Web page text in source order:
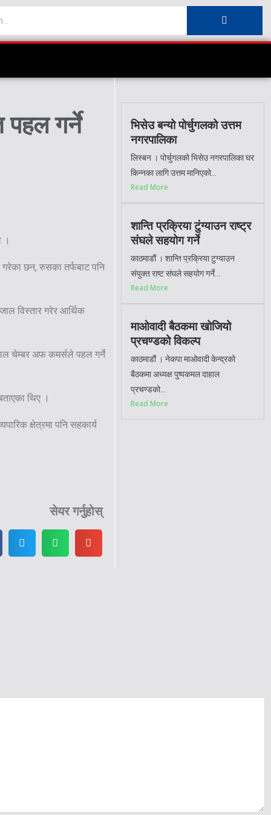
पहल गर्ने
।
गरेका छन, रुसका तर्फबाट पनि
विस्तार गरेर आर्थिक
चेम्बर अफ कमर्सले पहल गर्ने
थिए ।
क्षेत्रमा पनि सहकार्य
सेयर गर्नुहोस्
भिसेउ बन्यो पोर्चुगलको उत्तम
नगरपालिका
लिस्बन । पोर्चुगलको भिसेउ नगरपालिका घर
किन्नका लागि उत्तम मानिएको...
Read More
शान्ति प्रक्रिया टुंग्याउन राष्ट्र
संघले सहयोग गर्ने
काठमाडौं । शान्ति प्रक्रिया टुग्याउन
संयुक्त राष्ट संघले सहयोग गर्ने...
Read More
माओवादी बैठकमा खोजियो
प्रचण्डको विकल्प
काठमाडौं । नेकपा माओवादी केन्द्रको
बैठकमा अध्यक्ष पुष्पकमल दाहाल
प्रचण्डको...
Read More